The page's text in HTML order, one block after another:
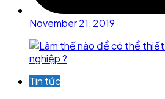
November 21, 2019
Tin tức